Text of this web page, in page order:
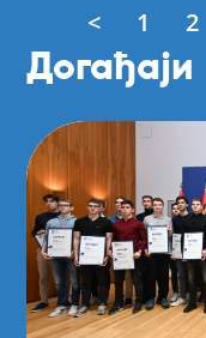
< 1 2
Догађаји